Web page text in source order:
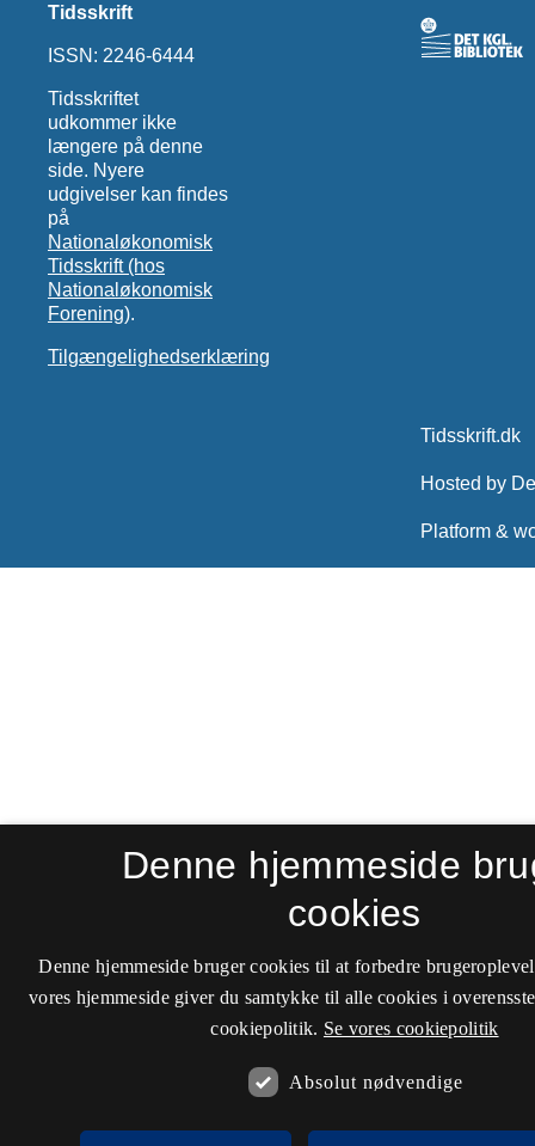
Tidsskrift
ISSN: 2246-6444
Tidsskriftet
udkommer ikke
længere på denne
side. Nyere
udgivelser kan findes
på
Nationaløkonomisk
Tidsskrift (hos
Nationaløkonomisk
Forening).
Tilgængelighedserklæring
Denne hjemmeside
cookies
Denne hjemmeside bruger cookies til at forbedre
vores hjemmeside giver du samtykke til alle cookies i
cookiepolitik. Se vores cookiepolitik
Absolut nødvendige